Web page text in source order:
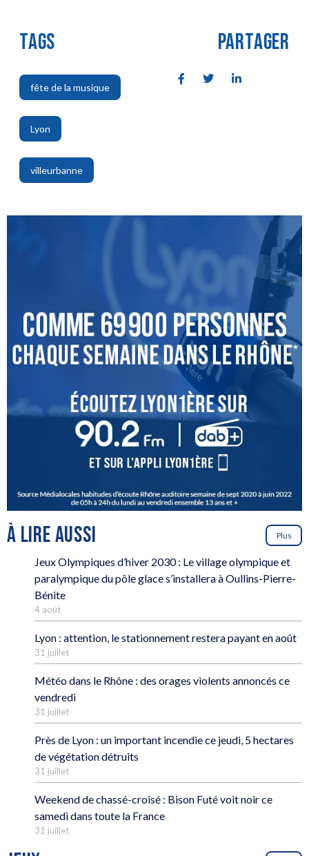
TAGS
fête de la musique
,
Lyon
,
villeurbanne
PARTAGER
À LIRE AUSSI Plus
Jeux Olympiques d’hiver 2030 : Le village olympique et
paralympique du pôle glace s’installera à Oullins-Pierre-
Bénite
4 août
Lyon : attention, le stationnement restera payant en août
31 juillet
Météo dans le Rhône : des orages violents annoncés ce
vendredi
31 juillet
Près de Lyon : un important incendie ce jeudi, 5 hectares
de végétation détruits
31 juillet
Weekend de chassé-croisé : Bison Futé voit noir ce
samedi dans toute la France
31 juillet